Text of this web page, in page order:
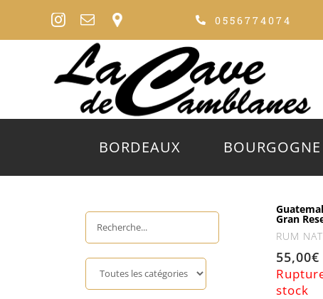
0556774074
BORDEAUX BOURGOGNE
Gran
RUM
55,00€
stock